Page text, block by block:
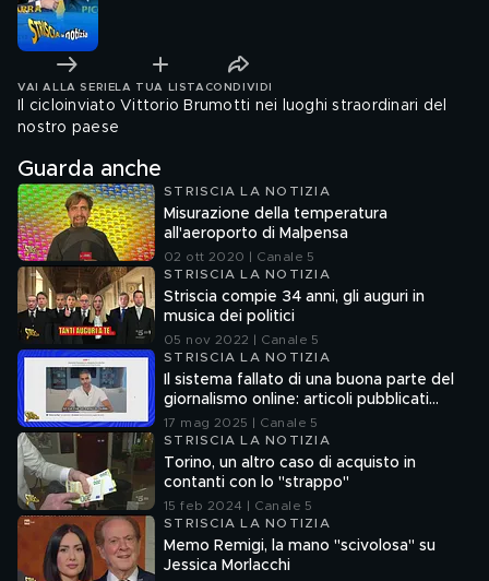
VAI ALLA SERIE LA TUA LISTA CONDIVIDI
Il cicloinviato Vittorio Brumotti nei luoghi straordinari del
nostro paese
Guarda anche
STRISCIA LA NOTIZIA
Misurazione della temperatura
all'aeroporto di Malpensa
02 ott 2020 | Canale 5
STRISCIA LA NOTIZIA
Striscia compie 34 anni, gli auguri in
musica dei politici
05 nov 2022 | Canale 5
STRISCIA LA NOTIZIA
Il sistema fallato di una buona parte del
giornalismo online: articoli pubblicati
senza la verifica delle fonti
17 mag 2025 | Canale 5
STRISCIA LA NOTIZIA
Torino, un altro caso di acquisto in
contanti con lo "strappo"
15 feb 2024 | Canale 5
STRISCIA LA NOTIZIA
Memo Remigi, la mano "scivolosa" su
Jessica Morlacchi